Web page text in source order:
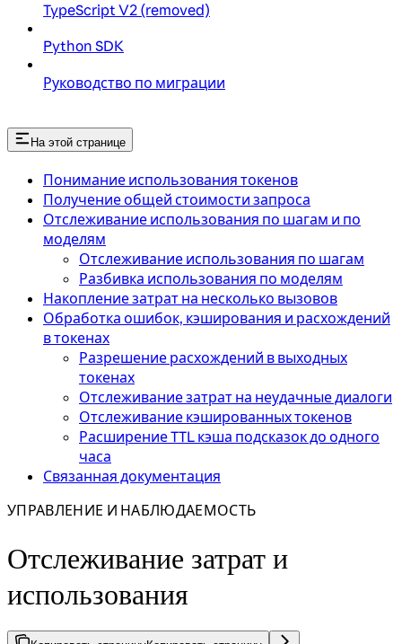
TypeScript V2 (removed)
Python SDK
Руководство по миграции
На этой странице
Понимание использования токенов
Получение общей стоимости запроса
Отслеживание использования по шагам и по
моделям
Отслеживание использования по шагам
Разбивка использования по моделям
Накопление затрат на несколько вызовов
Обработка ошибок, кэширования и расхождений
в токенах
Разрешение расхождений в выходных
токенах
Отслеживание затрат на неудачные диалоги
Отслеживание кэшированных токенов
Расширение TTL кэша подсказок до одного
часа
Связанная документация
УПРАВЛЕНИЕ И НАБЛЮДАЕМОСТЬ
Отслеживание затрат и
использования